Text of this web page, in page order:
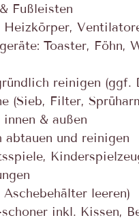
Fußleisten
Heizkörper,
Toaster, Föhn,
reinigen
(Sieb, Filter,
innen & außen
abtauen und reinigen
Aschebehälter leeren)
inkl. Kissen,